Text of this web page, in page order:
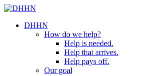
DHHN
How do we help?
Help is needed.
Help that arrives.
Help pays off.
Our goal